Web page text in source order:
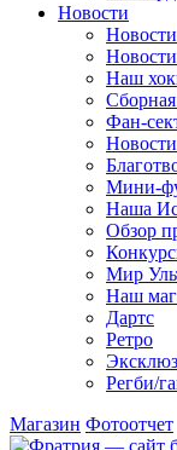
Новости
Наш
Фан-
Новости
Мини-
Наша
Обзор
Мир
Наш
Дартс
Ретро
Регби/
Магазин Фотоотчет